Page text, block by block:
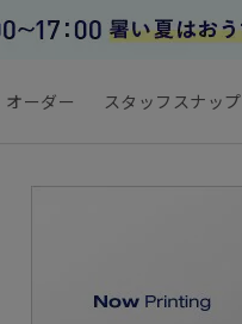
オーダー スタッフスナップ